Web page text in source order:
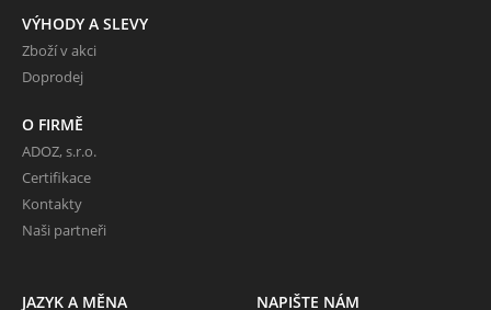
VÝHODY A SLEVY
Zboží v akci
Doprodej
O FIRMĚ
ADOZ, s.r.o.
Certifikace
Kontakty
Naši partneři
JAZYK A MĚNA NAPIŠTE NÁM